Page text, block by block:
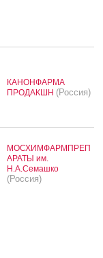
КАНОНФАРМА
ПРОДАКШН (Россия)
МОСХИМФАРМПРЕП
АРАТЫ им.
Н.А.Семашко
(Россия)